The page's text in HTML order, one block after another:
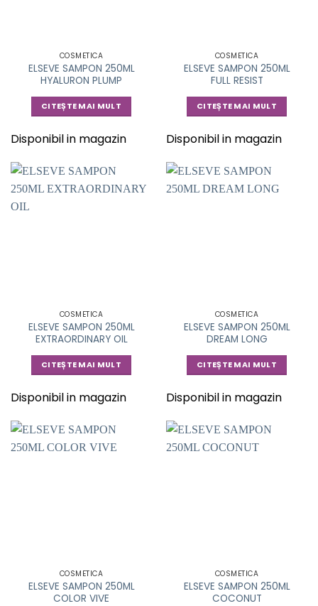
COSMETICA
ELSEVE SAMPON 250ML
HYALURON PLUMP
CITEȘTE MAI MULT
Disponibil in magazin
COSMETICA
ELSEVE SAMPON 250ML
FULL RESIST
CITEȘTE MAI MULT
Disponibil in magazin
COSMETICA
ELSEVE SAMPON 250ML
EXTRAORDINARY OIL
CITEȘTE MAI MULT
Disponibil in magazin
COSMETICA
ELSEVE SAMPON 250ML
DREAM LONG
CITEȘTE MAI MULT
Disponibil in magazin
COSMETICA
ELSEVE SAMPON 250ML
COLOR VIVE
COSMETICA
ELSEVE SAMPON 250ML
COCONUT